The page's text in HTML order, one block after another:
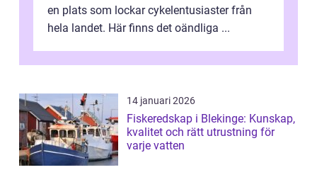
en plats som lockar cykelentusiaster från
hela landet. Här finns det oändliga ...
14 januari 2026
Fiskeredskap i Blekinge: Kunskap,
kvalitet och rätt utrustning för
varje vatten